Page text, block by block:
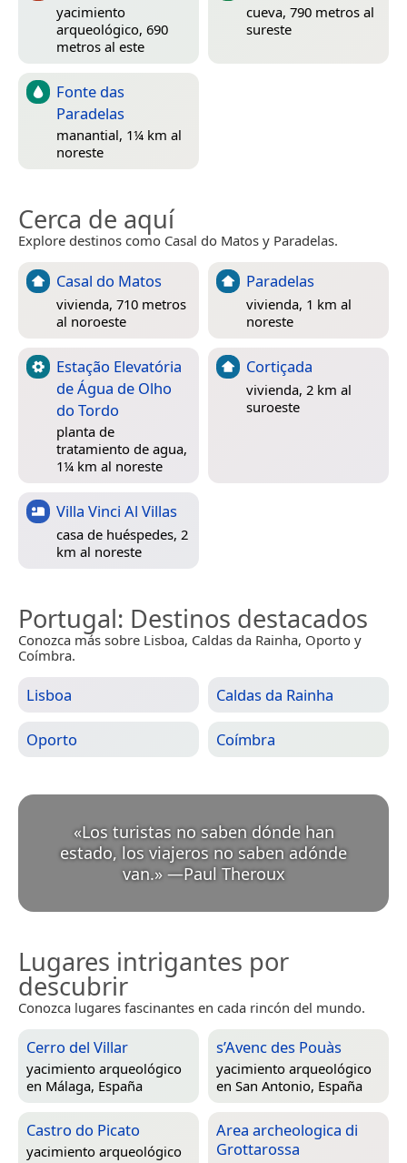
yacimiento
arqueológico, 690
metros al este
cueva, 790 metros al
sureste
Fonte das
Paradelas
manantial, 1¼ km al
noreste
Cerca de aquí
Explore destinos como Casal do Matos y Paradelas.
Casal do Matos
vivienda, 710 metros
al noroeste
Paradelas
vivienda, 1 km al
noreste
Estação Elevatória
de Água de Olho
do Tordo
planta de
tratamiento de agua,
1¼ km al noreste
Cortiçada
vivienda, 2 km al
suroeste
Villa Vinci Al Villas
casa de huéspedes, 2
km al noreste
Portugal: Destinos destacados
Conozca más sobre Lisboa, Caldas da Rainha, Oporto y
Coímbra.
Lisboa Caldas da Rainha
Oporto Coímbra
«Los turistas no saben dónde han
estado, los viajeros no saben adónde
van.» —Paul Theroux
Lugares intrigantes por
descubrir
Conozca lugares fascinantes en cada rincón del mundo.
Cerro del Villar
yacimiento arqueológico
en Málaga, España
s’Avenc des Pouàs
yacimiento arqueológico
en San Antonio, España
Castro do Picato
yacimiento arqueológico
Area archeologica di
Grottarossa